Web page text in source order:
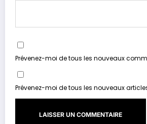
Prévenez-moi de tous les nouveaux
Prévenez-moi de tous les nouveaux